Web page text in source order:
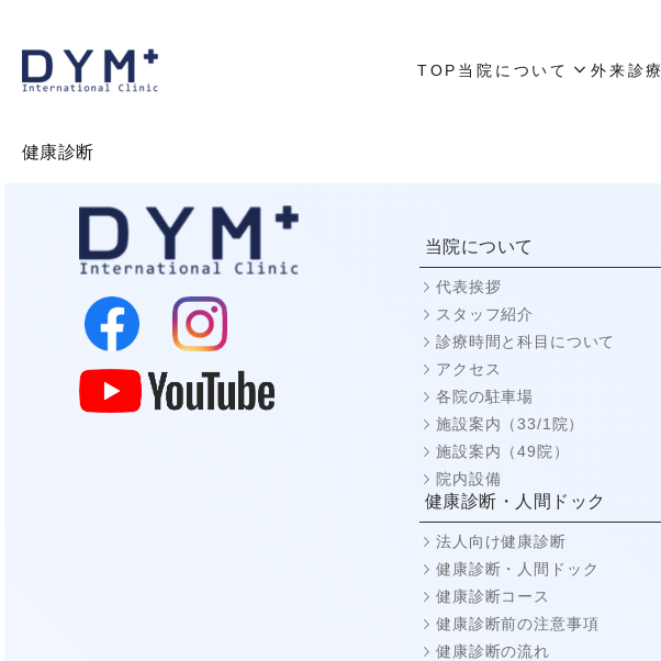
TOP 当院について expand_more 外来診療
健康診断
当院について
代表挨拶
スタッフ紹介
診療時間と科目について
アクセス
各院の駐車場
施設案内（33/1院）
施設案内（49院）
院内設備
健康診断・人間ドック
法人向け健康診断
健康診断・人間ドック
健康診断コース
健康診断前の注意事項
健康診断の流れ